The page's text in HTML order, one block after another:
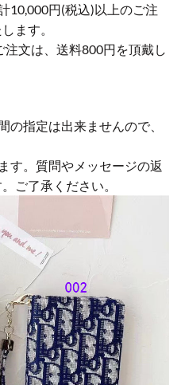
10,000円(税込)以上のご注
ます。
文は、送料800円を頂戴し
の指定は出来ませんので、
す。質問やメッセージの返
ご了承ください。